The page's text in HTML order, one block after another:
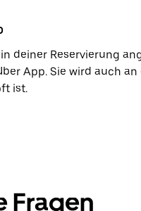
deiner Reservierung
App. Sie wird auch
ist.
Fragen